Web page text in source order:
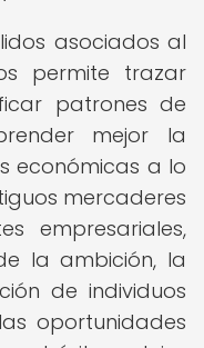
asociados al
permite trazar
patrones de
mejor la
económicas a lo
mercaderes
empresariales,
la ambición, la
de individuos
oportunidades